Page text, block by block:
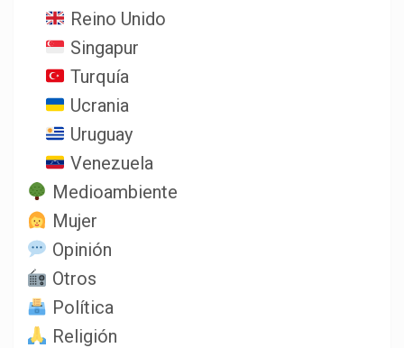
Reino Unido
Singapur
Turquía
Ucrania
Uruguay
Venezuela
Medioambiente
Mujer
Opinión
Otros
Política
Religión